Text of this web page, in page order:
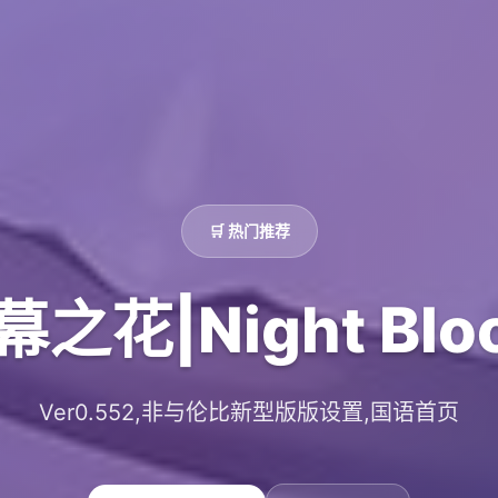
🛒 热门推荐
之花|Night
Ver0.552,非与伦比新型版版设置,国语首页